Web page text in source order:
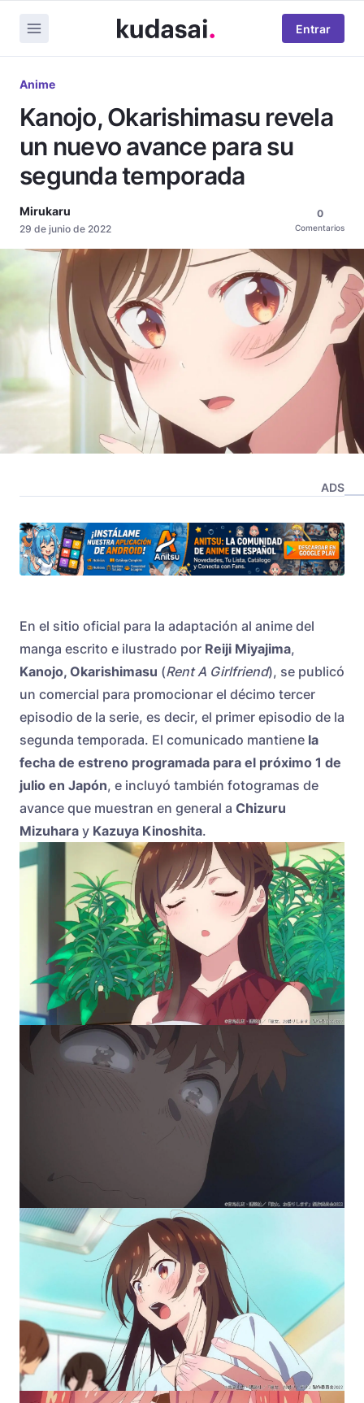
Entrar
Anime
Kanojo, Okarishimasu revela
un nuevo avance para su
segunda temporada
Mirukaru
29 de junio de 2022
0
Comentarios
ADS
En el sitio oficial para la adaptación al anime del
manga escrito e ilustrado por Reiji Miyajima,
Kanojo, Okarishimasu (Rent A Girlfriend), se publicó
un comercial para promocionar el décimo tercer
episodio de la serie, es decir, el primer episodio de la
segunda temporada. El comunicado mantiene la
fecha de estreno programada para el próximo 1 de
julio en Japón, e incluyó también fotogramas de
avance que muestran en general a Chizuru
Mizuhara y Kazuya Kinoshita.